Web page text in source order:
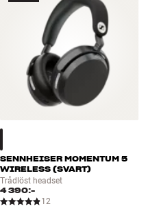
SENNHEISER MOMENTUM 5
WIRELESS (SVART)
Trådlöst headset
4 390:-
12